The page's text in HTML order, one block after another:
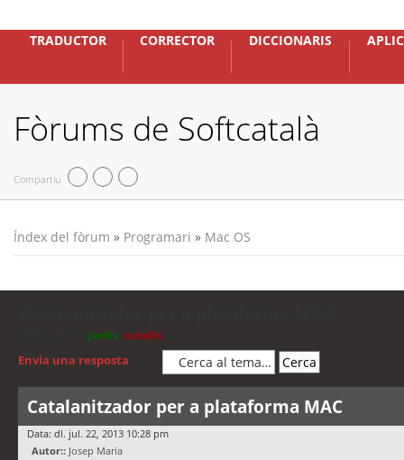
TRADUCTOR CORRECTOR DICCIONARIS
Fòrums de Softcatalà
Compartiu
Índex del fòrum » Programari » Mac OS
jordis cubells
Envia una resposta
Catalanitzador per a plataforma MAC
Data: dl. jul. 22, 2013 10:28 pm
Autor:: Josep Maria